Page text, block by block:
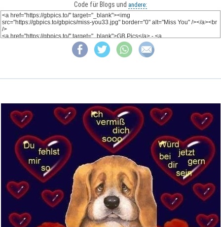
Code für Blogs und andere: